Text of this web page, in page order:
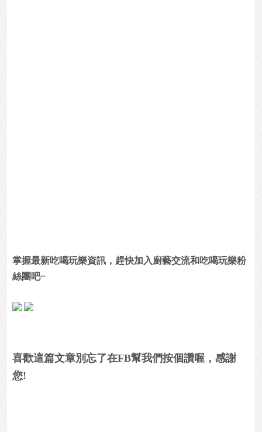
掌握最新吃喝玩樂資訊，趕快加入廚藝交流和吃喝玩樂粉
絲團吧~
喜歡這篇文章別忘了在FB幫我們按個讚喔，感謝
您!